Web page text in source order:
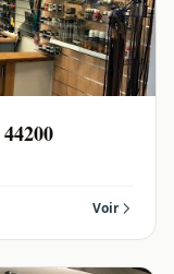
Voir